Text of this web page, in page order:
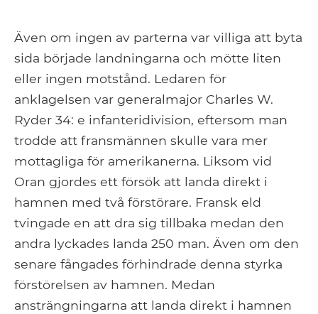
Även om ingen av parterna var villiga att byta
sida började landningarna och mötte liten
eller ingen motstånd. Ledaren för
anklagelsen var generalmajor Charles W.
Ryder 34: e infanteridivision, eftersom man
trodde att fransmännen skulle vara mer
mottagliga för amerikanerna. Liksom vid
Oran gjordes ett försök att landa direkt i
hamnen med två förstörare. Fransk eld
tvingade en att dra sig tillbaka medan den
andra lyckades landa 250 man. Även om den
senare fångades förhindrade denna styrka
förstörelsen av hamnen. Medan
ansträngningarna att landa direkt i hamnen